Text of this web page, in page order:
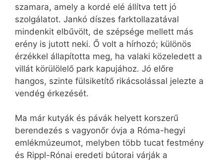
szamara, amely a kordé elé állítva tett jó
szolgálatot. Jankó díszes farktollazatával
mindenkit elbűvölt, de szépsége mellett más
erény is jutott neki. Ő volt a hírhozó; különös
érzékkel állapította meg, ha valaki közeledett a
villát körülölelő park kapujához. Jó előre
hangos, szinte fülsiketítő rikácsolással jelezte a
vendég érkezését.
Ma már kutyák és pávák helyett korszerű
berendezés s vagyonőr óvja a Róma-hegyi
emlékmúzeumot, melyben több tucat festmény
és Rippl-Rónai eredeti bútorai várják a